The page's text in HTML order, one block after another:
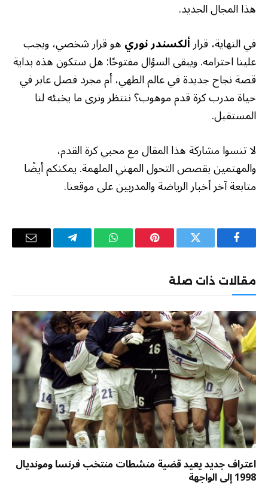
هذا المجال الجديد.
في النهاية، قرارألكسندر نوريهو قرار شخصي، ويجب
علينا احترامه. ويبقى السؤال مفتوحًا: هل ستكون هذه بداية
قصة نجاح جديدة في عالم الطهي، أم مجرد فصل عابر في
حياة مدرب كرة قدم موهوب؟ ننتظر ونرى ما يخبئه لنا
المستقبل.
لا تنسوا مشاركة هذا المقال مع محبي كرة القدم،
والمهتمين بقصص التحول المهني الملهمة. يمكنكم أيضًا
متابعة آخر أخبار الرياضة والمدربين على موقعنا.
فيسبوك تويتر بينتيريستواتساب تيلقرام
البريد
مقالات ذات صلة
اعتراف جديد يعيد قضية منشطات منتخب فرنسا ومونديال
1998 إلى الواجهة